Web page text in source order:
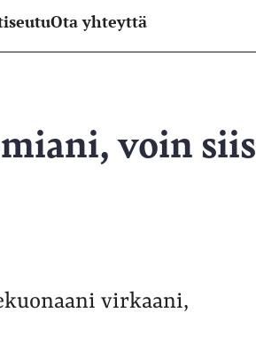
Ota yhteyttä
voin siis
virkaani,